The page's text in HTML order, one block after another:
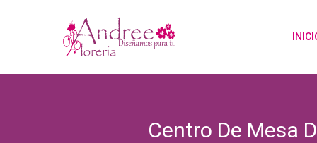
Centro De Mesa